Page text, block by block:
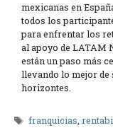
mexicanas en
todos los
para enfrentar los
al apoyo de LATAM
están un paso más
llevando lo mejor de
horizontes.
Etiquetas
franquicias,